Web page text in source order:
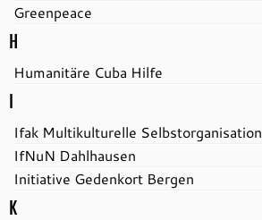
Greenpeace
H
Humanitäre Cuba Hilfe
Ifak Multikulturelle Selbstorganisation
IfNuN Dahlhausen
Initiative Gedenkort Bergen
K